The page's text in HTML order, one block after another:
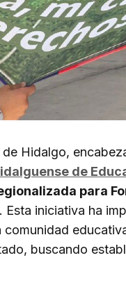
Hidalgo,
de
para
Esta iniciativa ha
comunidad
buscando